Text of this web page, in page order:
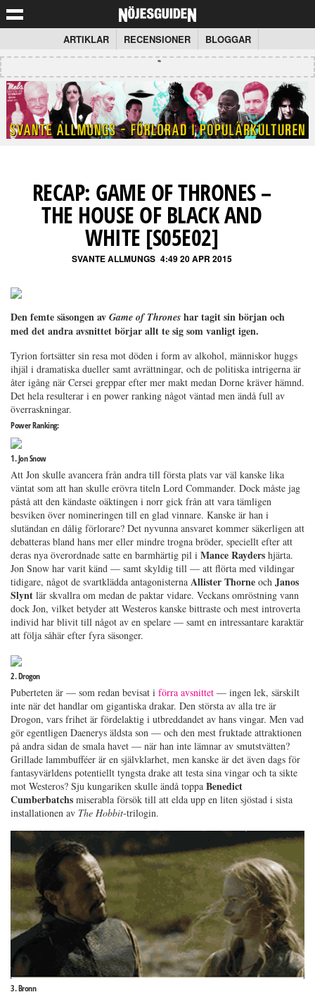
ARTIKLAR RECENSIONER BLOGGAR
RECAP: GAME OF THRONES –
THE HOUSE OF BLACK AND
WHITE [S05E02]
SVANTE ALLMUNGS 4:49 20 APR 2015
Den femte säsongen av Game of Thrones har tagit sin början och
med det andra avsnittet börjar allt te sig som vanligt igen.
Tyrion fortsätter sin resa mot döden i form av alkohol, människor huggs
ihjäl i dramatiska dueller samt avrättningar, och de politiska intrigerna är
åter igång när Cersei greppar efter mer makt medan Dorne kräver hämnd.
Det hela resulterar i en power ranking något väntad men ändå full av
överraskningar.
Power Ranking:
1. Jon Snow
Att Jon skulle avancera från andra till första plats var väl kanske lika
väntat som att han skulle erövra titeln Lord Commander. Dock måste jag
påstå att den kändaste oäktingen i norr gick från att vara tämligen
besviken över nomineringen till en glad vinnare. Kanske är han i
slutändan en dålig förlorare? Det nyvunna ansvaret kommer säkerligen att
debatteras bland hans mer eller mindre trogna bröder, speciellt efter att
deras nya överordnade satte en barmhärtig pil i Mance Rayders hjärta.
Jon Snow har varit känd — samt skyldig till — att flörta med vildingar
tidigare, något de svartklädda antagonisterna Allister Thorne och Janos
Slynt lär skvallra om medan de paktar vidare. Veckans omröstning vann
dock Jon, vilket betyder att Westeros kanske bittraste och mest introverta
individ har blivit till något av en spelare — samt en intressantare karaktär
att följa såhär efter fyra säsonger.
2. Drogon
Puberteten är — som redan bevisat i förra avsnittet — ingen lek, särskilt
inte när det handlar om gigantiska drakar. Den största av alla tre är
Drogon, vars frihet är fördelaktig i utbreddandet av hans vingar. Men vad
gör egentligen Daenerys äldsta son — och den mest fruktade attraktionen
på andra sidan de smala havet — när han inte lämnar av smutstvätten?
Grillade lammbufféer är en självklarhet, men kanske är det även dags för
fantasyvärldens potentiellt tyngsta drake att testa sina vingar och ta sikte
mot Westeros? Sju kungariken skulle ändå toppa Benedict
Cumberbatchs miserabla försök till att elda upp en liten sjöstad i sista
installationen av The Hobbit-trilogin.
3. Bronn